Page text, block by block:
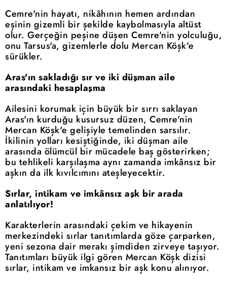
Cemre'nin hayatı, nikâhının hemen ardından
eşinin gizemli bir şekilde kaybolmasıyla altüst
olur. Gerçeğin peşine düşen Cemre'nin yolculuğu,
onu Tarsus'a, gizemlerle dolu Mercan Köşk'e
sürükler.
Aras'ın sakladığı sır ve iki düşman aile
arasındaki hesaplaşma
Ailesini korumak için büyük bir sırrı saklayan
Aras'ın kurduğu kusursuz düzen, Cemre'nin
Mercan Köşk'e gelişiyle temelinden sarsılır.
İkilinin yolları kesiştiğinde, iki düşman aile
arasında ölümcül bir mücadele baş gösterirken;
bu tehlikeli karşılaşma aynı zamanda imkânsız bir
aşkın da ilk kıvılcımını ateşleyecektir.
Sırlar, intikam ve imkânsız aşk bir arada
anlatılıyor!
Karakterlerin arasındaki çekim ve hikayenin
merkezindeki sırlar tanıtımlarda göze çarparken,
yeni sezona dair merakı şimdiden zirveye taşıyor.
Tanıtımları büyük ilgi gören Mercan Köşk dizisi
sırlar, intikam ve imkansız bir aşk konu alınıyor.